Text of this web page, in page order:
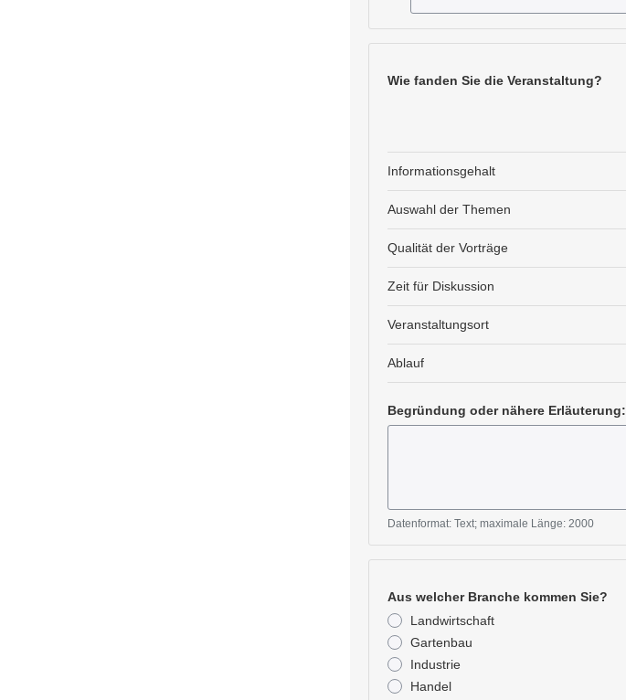
Wie fanden Sie die Veranstaltung?
Informationsgehalt
Auswahl der Themen
Qualität der Vorträge
Zeit für Diskussion
Veranstaltungsort
Ablauf
Begründung oder nähere Erläuterung:
Datenformat: Text; maximale Länge: 2000
Aus welcher Branche kommen Sie?
Landwirtschaft
Gartenbau
Industrie
Handel